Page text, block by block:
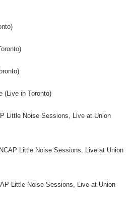
(Live in Toronto)
Little Noise Sessions, Live at Union
Little Noise Sessions, Live at Union
Little Noise Sessions, Live at Union